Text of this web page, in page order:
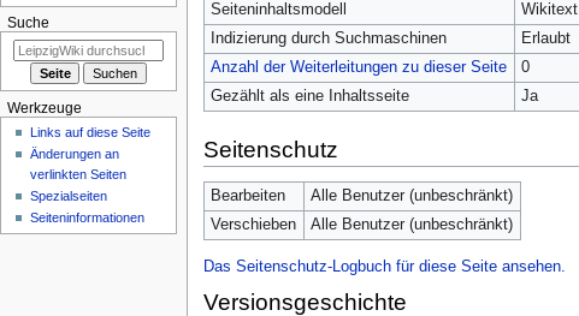
Seiteninhaltsmodell
Wikitext
Indizierung durch Suchmaschinen
Erlaubt
Anzahl der Weiterleitungen zu dieser Seite
0
Gezählt als eine Inhaltsseite
Ja
Seitenschutz
Bearbeiten
Alle Benutzer (unbeschränkt)
Verschieben
Alle Benutzer (unbeschränkt)
Das Seitenschutz-Logbuch für diese Seite ansehen.
Versionsgeschichte
Suche
Werkzeuge
Links auf diese Seite
Änderungen an
verlinkten Seiten
Spezialseiten
Seiten­informationen